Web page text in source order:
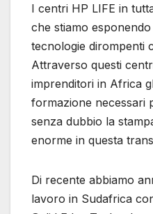
I centri HP LIFE in
che stiamo
tecnologie dirompenti
Attraverso questi
imprenditori in Africa
formazione necessari
senza dubbio la
enorme in questa
Di recente abbiamo
lavoro in Sudafrica